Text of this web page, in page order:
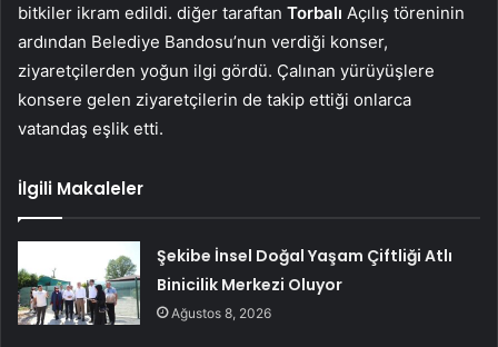
bitkiler ikram edildi. diğer taraftan Torbalı Açılış töreninin
ardından Belediye Bandosu’nun verdiği konser,
ziyaretçilerden yoğun ilgi gördü. Çalınan yürüyüşlere
konsere gelen ziyaretçilerin de takip ettiği onlarca
vatandaş eşlik etti.
İlgili Makaleler
Şekibe İnsel Doğal Yaşam Çiftliği Atlı
Binicilik Merkezi Oluyor
Ağustos 8, 2026